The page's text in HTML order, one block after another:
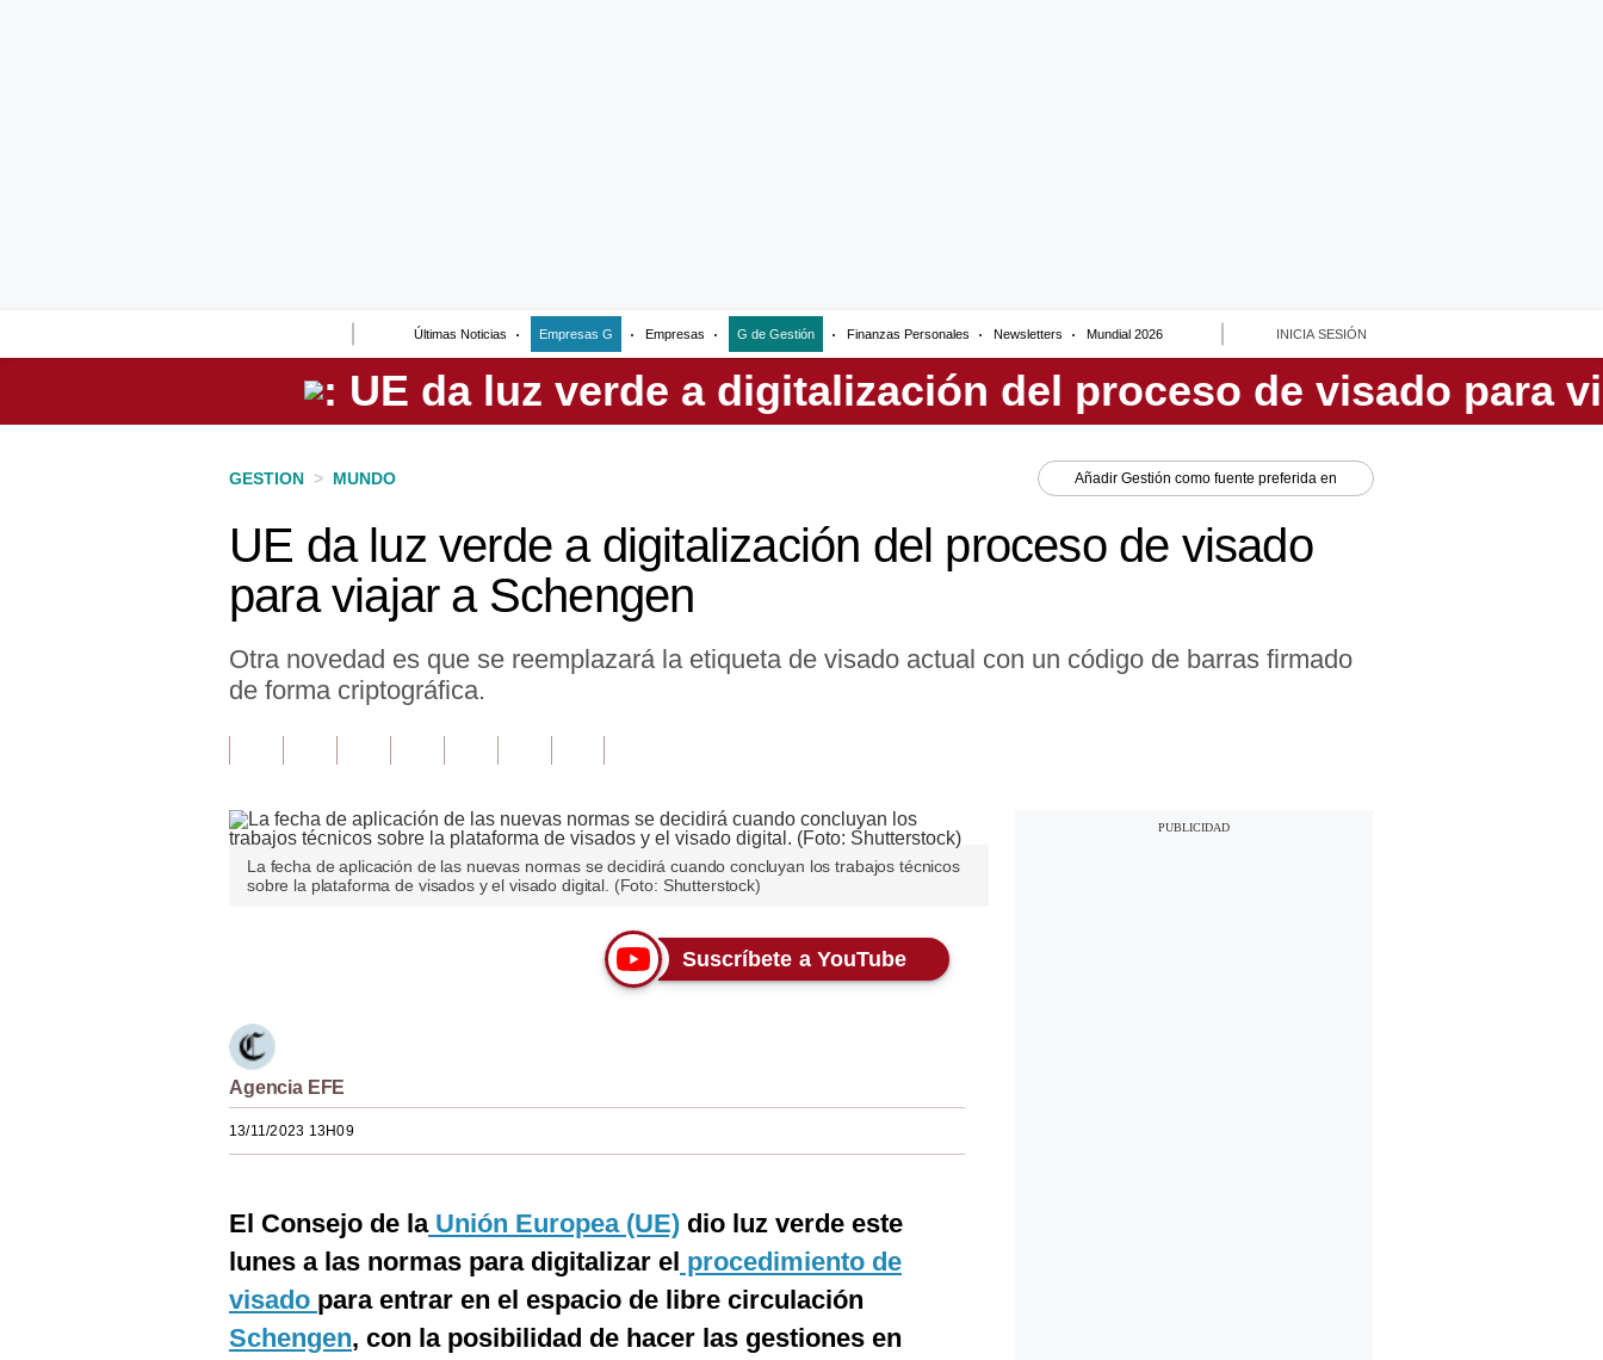
Últimas Noticias Empresas G Empresas G de Gestión Finanzas Personales Newsletters Mundial 2026 INICIA SESIÓN
Perú
GESTION > MUNDO Añadir Gestión como fuente preferida en
UE da luz verde a digitalización del proceso de visado
para viajar a Schengen
Otra novedad es que se reemplazará la etiqueta de visado actual con un código de barras firmado
de forma criptográfica.
La fecha de aplicación de las nuevas normas se decidirá cuando concluyan los trabajos técnicos
sobre la plataforma de visados y el visado digital. (Foto: Shutterstock)
Suscríbete a YouTube
Agencia EFE
13/11/2023 13H09
El Consejo de laUnión Europea (UE) dio luz verde este
lunes a las normas para digitalizar el procedimiento de
visado para entrar en el espacio de libre circulación
Schengen, con la posibilidad de hacer las gestiones en